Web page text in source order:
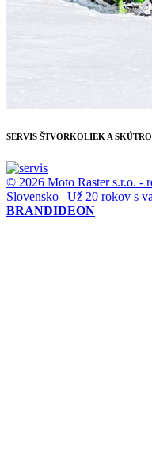
SERVIS ŠTVORKOLIEK A
© 2026 Moto Raster s.r.o. -
Slovensko | Už 20 rokov s
BRANDIDEON